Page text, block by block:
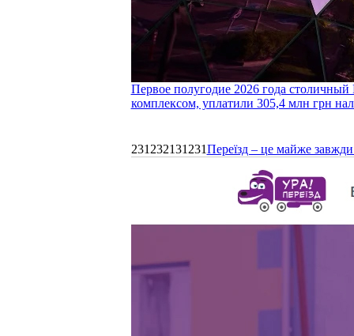
Первое полугодие 2026 года
комплексом, уплатили 305,4 млн грн
231232131231Переїзд – це майже